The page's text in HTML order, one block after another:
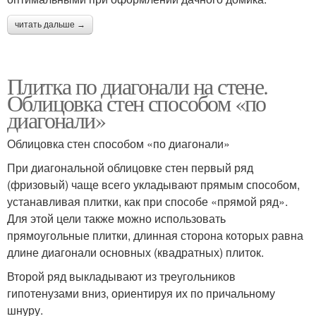
читать дальше →
Плитка по диагонали на стене.
Облицовка стен способом «по
диагонали»
Облицовка стен способом «по диагонали»
При диагональной облицовке стен первый ряд
(фризовый) чаще всего укладывают прямым способом,
устанавливая плитки, как при способе «прямой ряд».
Для этой цели также можно использовать
прямоугольные плитки, длинная сторона которых равна
длине диагонали основных (квадратных) плиток.
Второй ряд выкладывают из треугольников
гипотенузами вниз, ориентируя их по причальному
шнуру.